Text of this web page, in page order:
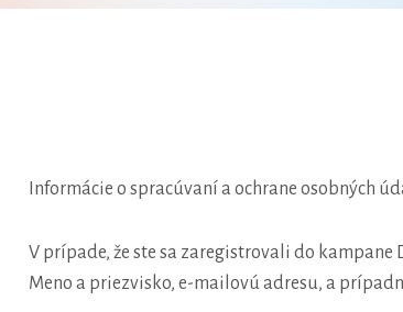
Informácie o spracúvaní a ochrane osobných
V prípade, že ste sa zaregistrovali do
Meno a priezvisko, e-mailovú adresu, a